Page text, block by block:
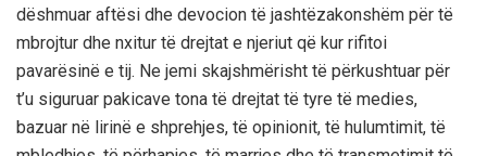
dëshmuar aftësi dhe devocion të jashtëzakonshëm për të
mbrojtur dhe nxitur të drejtat e njeriut që kur rifitoi
pavarësinë e tij. Ne jemi skajshmërisht të përkushtuar për
t’u siguruar pakicave tona të drejtat të tyre të medies,
bazuar në lirinë e shprehjes, të opinionit, të hulumtimit, të